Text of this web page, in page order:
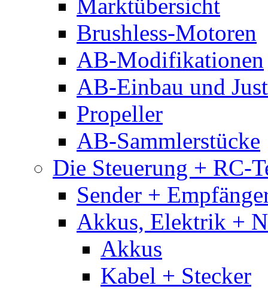
Marktübersicht
Brushless-Motoren
AB-Modifikationen
AB-Einbau und
Propeller
AB-Sammlerstücke
Die Steuerung + RC-
Sender +
Akkus, Elektrik +
Akkus
Kabel + Stecker